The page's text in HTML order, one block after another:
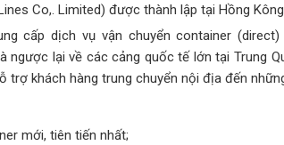
Co,. Limited) được thành lập tại Hồng
cấp dịch vụ vận chuyển container
ngược lại về các cảng quốc tế lớn tại Trung
trợ khách hàng trung chuyển nội địa đến
mới, tiên tiến nhất;